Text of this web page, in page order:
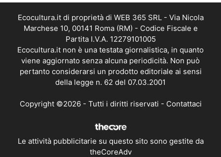
Ecocultura.it di proprietà di WEB 365 SRL - Via Nicola
Marchese 10, 00141 Roma (RM) - Codice Fiscale e
Partita I.V.A. 12279101005
Ecocultura.it non è una testata giornalistica, in quanto
viene aggiornato senza alcuna periodicità. Non può
pertanto considerarsi un prodotto editoriale ai sensi
della legge n. 62 del 07.03.2001
Copyright ©2026 - Tutti i diritti riservati - Contattaci
Le attività pubblicitarie su questo sito sono gestite da
theCoreAdv